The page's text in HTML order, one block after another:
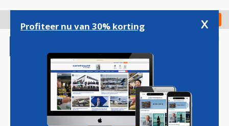
gaan
Check in
Magazine Podcasts Vacatures
Profiteer nu van 30% korting x